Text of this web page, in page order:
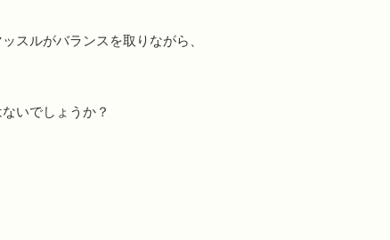
スルがバランスを取りながら、
いでしょうか？